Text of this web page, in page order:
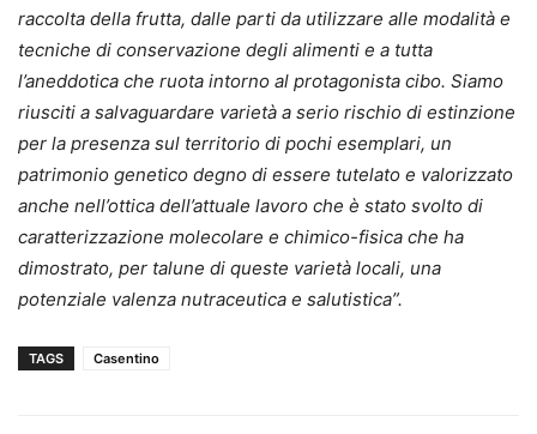
raccolta della frutta, dalle parti da utilizzare alle modalità e
tecniche di conservazione degli alimenti e a tutta
l’aneddotica che ruota intorno al protagonista cibo. Siamo
riusciti a salvaguardare varietà a serio rischio di estinzione
per la presenza sul territorio di pochi esemplari, un
patrimonio genetico degno di essere tutelato e valorizzato
anche nell’ottica dell’attuale lavoro che è stato svolto di
caratterizzazione molecolare e chimico-fisica che ha
dimostrato, per talune di queste varietà locali, una
potenziale valenza nutraceutica e salutistica”.
TAGS Casentino